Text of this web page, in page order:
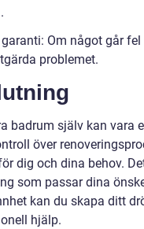
Om något går
problemet.
badrum själv kan vara
över
dig och dina behov.
som passar dina
kan du skapa ditt
hjälp.